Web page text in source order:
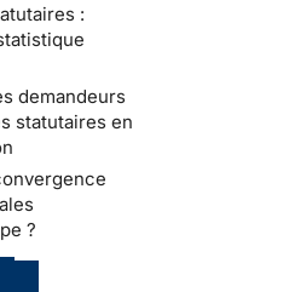
:
demandeurs
statutaires en
?